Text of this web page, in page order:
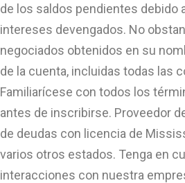
de los saldos pendientes debido
intereses devengados. No
negociados obtenidos en su
de la cuenta, incluidas todas las
Familiarícese con todos los
antes de inscribirse. Proveedor
de deudas con licencia de
varios otros estados. Tenga en
interacciones con nuestra